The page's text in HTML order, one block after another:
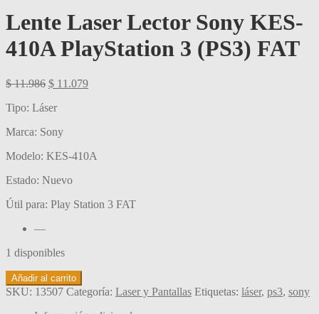
Lente Laser Lector Sony KES-
410A PlayStation 3 (PS3) FAT
$11.986 El
original
$ 11.986.
$ 11.079El
Tipo: Láser
Marca: Sony
Modelo: KES-410A
Estado: Nuevo
Útil para: Play Station 3 FAT
—
1 disponibles
Lente
Laser
Añadir al carrito
SKU: 13507 Categoría: Laser y Pantallas Etiquetas: láser, ps3, sony